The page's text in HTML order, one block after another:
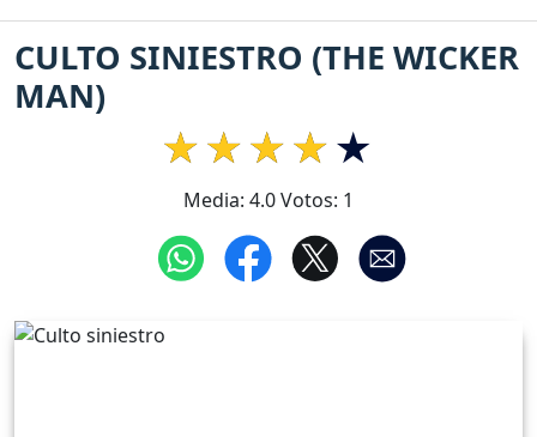
CULTO SINIESTRO (THE WICKER
MAN)
Media: 4.0Votos: 1